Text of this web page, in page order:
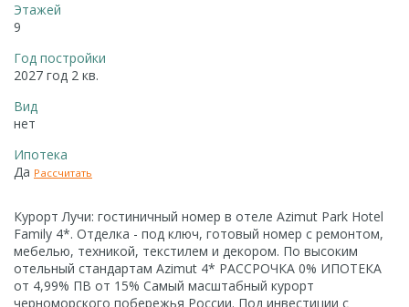
Этажей
9
Год постройки
2027 год 2 кв.
Вид
нет
Ипотека
Да Рассчитать
Курорт Лучи: гостиничный номер в отеле Azimut Park Hotel
Family 4*. Отделка - под ключ, готовый номер с ремонтом,
мебелью, техникой, текстилем и декором. По высоким
отельный стандартам Azimut 4* РАССРОЧКА 0% ИПОТЕКА
от 4,99% ПВ от 15% Самый масштабный курорт
черноморского побережья России. Под инвестиции с